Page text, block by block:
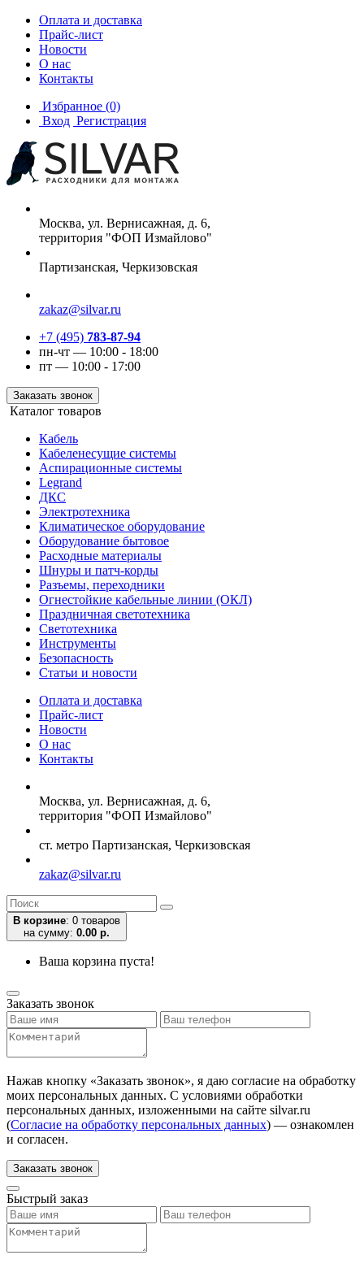
Оплата и доставка
Прайс-лист
Новости
О нас
Контакты
Избранное (0)
Вход Регистрация
Москва, ул. Вернисажная, д. 6,
территория "ФОП Измайлово"
Партизанская, Черкизовская
zakaz@silvar.ru
+7 (495) 783-87-94
пн-чт — 10:00 - 18:00
пт — 10:00 - 17:00
Заказать звонок
Каталог товаров
Кабель
Кабеленесущие системы
Аспирационные системы
Legrand
ДКС
Электротехника
Климатическое оборудование
Оборудование бытовое
Расходные материалы
Шнуры и патч-корды
Разъемы, переходники
Огнестойкие кабельные линии (ОКЛ)
Праздничная светотехника
Светотехника
Инструменты
Безопасность
Статьи и новости
Оплата и доставка
Прайс-лист
Новости
О нас
Контакты
Москва, ул. Вернисажная, д. 6,
территория "ФОП Измайлово"
ст. метро Партизанская, Черкизовская
zakaz@silvar.ru
В корзине: 0 товаров
на сумму: 0.00 р.
Ваша корзина пуста!
Заказать звонок
Нажав кнопку «Заказать звонок», я даю согласие на обработку
моих персональных данных. С условиями обработки
персональных данных, изложенными на сайте silvar.ru
(Согласие на обработку персональных данных) — ознакомлен
и согласен.
Заказать звонок
Быстрый заказ